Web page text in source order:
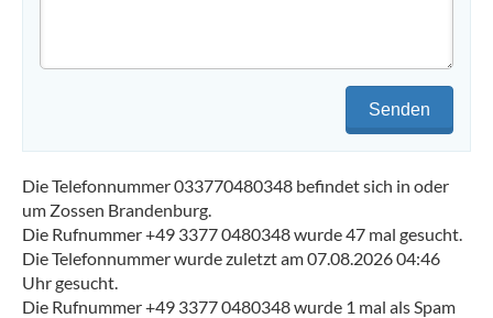
Senden
Die Telefonnummer 033770480348 befindet sich in oder
um Zossen Brandenburg.
Die Rufnummer +49 3377 0480348 wurde 47 mal gesucht.
Die Telefonnummer wurde zuletzt am 07.08.2026 04:46
Uhr gesucht.
Die Rufnummer +49 3377 0480348 wurde 1 mal als Spam